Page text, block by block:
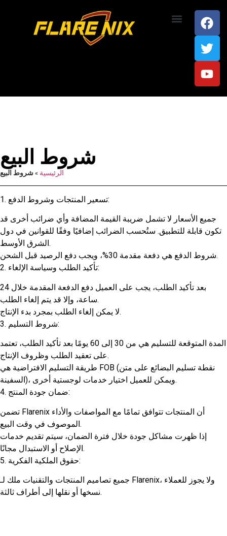
شروط البيع
الرئيسية »شروط البيع
1. تسعير المنتجات وشروط الدفع:
جميع الأسعار لا تشمل ضريبة القيمة المضافة وأي ضرائب أخرى قد
تكون قابلة للتطبيق. ستُحسب الضرائب إضافيًا وفقًا للقوانين في دول
الشرق الأوسط.
شروط الدفع هي دفعة مقدمة 30%، ويجب دفع الرصيد قبل الشحن.
2. تأكيد الطلب وسياسة الإلغاء:
بعد تأكيد الطلب، يجب على العميل دفع الدفعة المقدمة خلال 24
ساعة، وإلا قد يتم إلغاء الطلب.
لا يمكن إلغاء الطلب بمجرد بدء الإنتاج.
3. شروط التسليم:
المدة المتوقعة للتسليم هي من 30 إلى 60 يومًا بعد تأكيد الطلب، تعتمد
على تعقيد الطلب وظروف الإنتاج.
طريقة التسليم الافتراضية هي FOB (نقطة تسليم البضائع على متن
السفينة)، ويمكن للعميل اختيار خدمات لوجستية أخرى.
4. ضمان جودة المنتج:
تضمن Flarenix أن المنتجات تتوافق تمامًا مع المواصفات والأداء
الموصوف في وقت البيع.
إذا ظهرت مشاكل جودة خلال فترة الضمان، سيتم تقديم خدمات
الإصلاح أو الاستبدال مجانًا.
5. حقوق الملكية الفكرية:
جميع تصاميم المنتجات والتقنيات ملك لـ Flarenix، ولا يجوز للعملاء
نسخها أو نقلها إلى أطراف ثالثة.